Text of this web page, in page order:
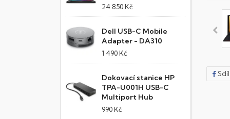
24 850 Kč
Dell USB-C Mobile
Adapter - DA310
1 490 Kč
Dokovací stanice HP
TPA-U001H USB-C
Multiport Hub
990 Kč